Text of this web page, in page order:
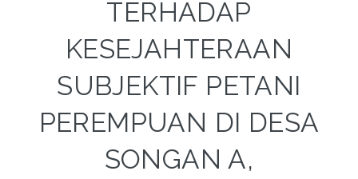
TERHADAP
KESEJAHTERAAN
SUBJEKTIF PETANI
PEREMPUAN DI DESA
SONGAN A,